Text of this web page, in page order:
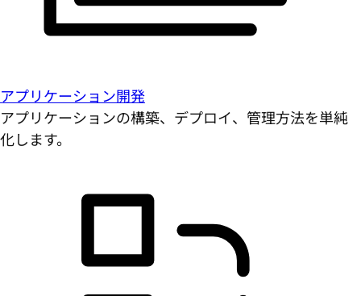
アプリケーション開発
アプリケーションの構築、デプロイ、管理方法を単純
化します。